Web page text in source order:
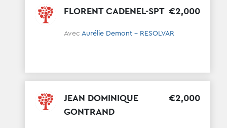
FLORENT CADENEL-SPT €2,000
Avec Aurélie Demont - RESOLVAR
JEAN DOMINIQUE
GONTRAND
€2,000